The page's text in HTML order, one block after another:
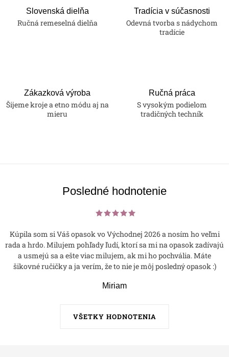
Slovenská dielňa
Ručná remeselná dielňa
Tradícia v súčasnosti
Odevná tvorba s nádychom
tradície
Zákazková výroba
Šijeme kroje a etno módu aj na
mieru
Ručná práca
S vysokým podielom
tradičných techník
Posledné hodnotenie
VŠETKY HODNOTENIA
Kúpila som si Váš opasok vo Východnej 2026 a nosím ho veľmi
rada a hrdo. Milujem pohľady ľudí, ktorí sa mi na opasok zadívajú
a usmejú sa a ešte viac milujem, ak mi ho pochvália. Máte
šikovné ručičky a ja verím, že to nie je môj posledný opasok :)
Miriam